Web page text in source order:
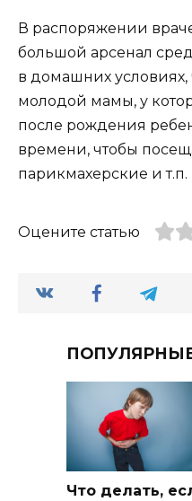
В распоряжении
большой арсенал
в домашних
молодой мамы, у
после рождения
времени, чтобы
парикмахерские и т.п.
Оцените статью
Что делать,